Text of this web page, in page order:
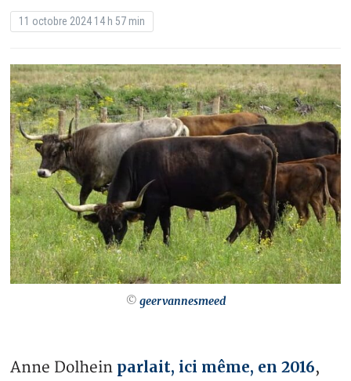
11 octobre 2024 14 h 57 min
© geervannesmeed
Anne Dolhein parlait, ici même, en 2016,